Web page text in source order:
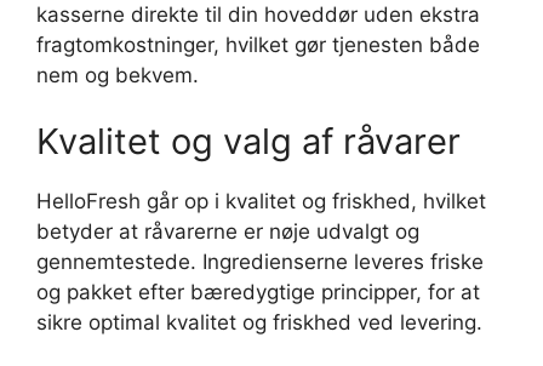
kasserne direkte til din hoveddør uden ekstra
fragtomkostninger, hvilket gør tjenesten både
nem og bekvem.
Kvalitet og valg af råvarer
HelloFresh går op i kvalitet og friskhed, hvilket
betyder at råvarerne er nøje udvalgt og
gennemtestede. Ingredienserne leveres friske
og pakket efter bæredygtige principper, for at
sikre optimal kvalitet og friskhed ved levering.